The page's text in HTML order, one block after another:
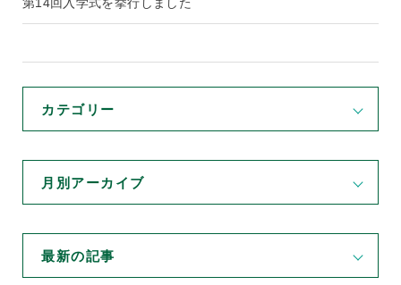
カテゴリー
月別アーカイブ
最新の記事